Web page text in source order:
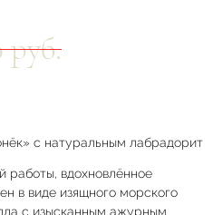
руб.
с натуральным лабрадорит
работы, вдохновлённое
в виде изящного морского
с изысканным ажурным